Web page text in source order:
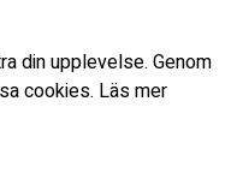
din upplevelse. Genom
cookies. Läs mer